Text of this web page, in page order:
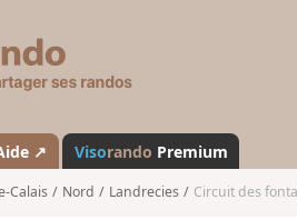
s
a
n
d
↗ Visorando Premium
Calais Nord Landrecies Circuit des